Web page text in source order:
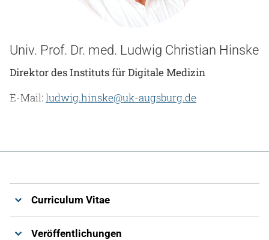
Univ. Prof. Dr. med. Ludwig Christian Hinske
Direktor des Instituts für Digitale Medizin
E-Mail:ludwig.hinske@uk-augsburg.de
Curriculum Vitae
Veröffentlichungen